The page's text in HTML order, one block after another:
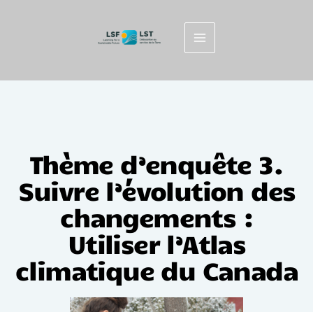
Thème d’enquête 3.
Suivre l’évolution des
changements :
Utiliser l’Atlas
climatique du Canada